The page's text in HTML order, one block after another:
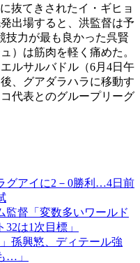
抜てきされたイ・ギヒョ
出場すると、洪監督は予
技力が最も良かった呉賢
）は筋肉を軽く痛めた。
ルサルバドル（6月4日午
、グアダラハラに移動す
代表とのグループリーグ
グアイに2－0勝利…4日前
監督「変数多いワールド
は1次目標」
孫興慜、ディテール強
…」